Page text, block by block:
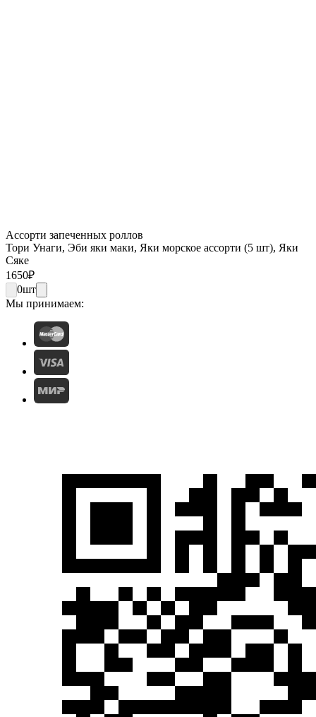
Ассорти запеченных роллов
Тори Унаги, Эби яки маки, Яки морское ассорти (5 шт), Яки
Сяке
1650₽
0шт
Мы принимаем: